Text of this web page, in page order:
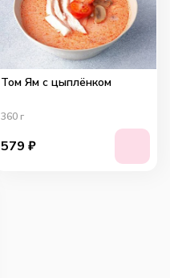
Том Ям с цыплёнком
360 г
579 ₽